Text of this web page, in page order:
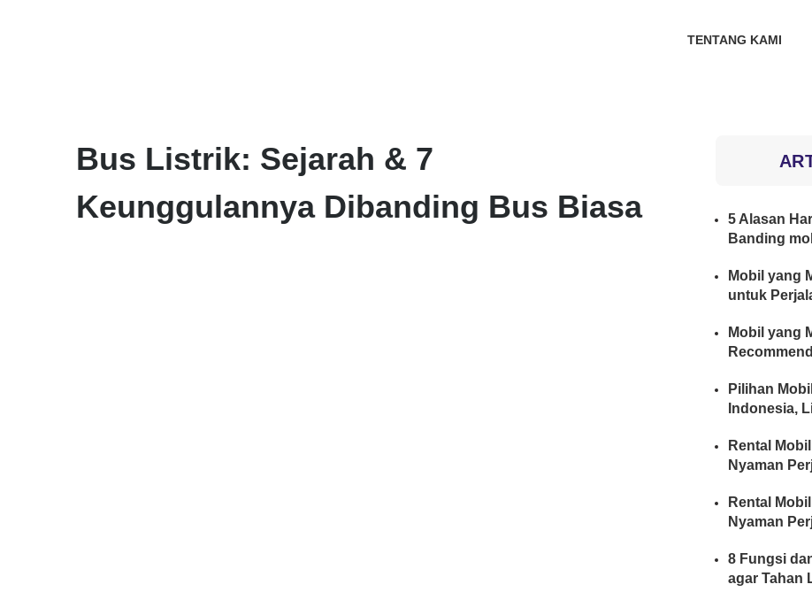
TENTANG KAMI
Bus Listrik: Sejarah & 7
Keunggulannya Dibanding Bus Biasa
5 Alasan
Banding
Mobil yang
untuk
Mobil yang
Pilihan
Indonesia,
Rental
Nyaman
Rental
Nyaman
8 Fungsi
agar Tahan